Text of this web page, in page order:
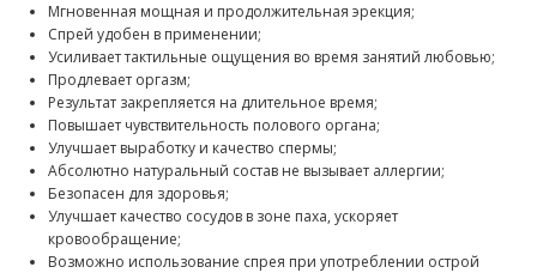
Мгновенная мощная и продолжительная эрекция;
Спрей удобен в применении;
Усиливает тактильные ощущения во время занятий любовью;
Продлевает оргазм;
Результат закрепляется на длительное время;
Повышает чувствительность полового органа;
Улучшает выработку и качество спермы;
Абсолютно натуральный состав не вызывает аллергии;
Безопасен для здоровья;
Улучшает качество сосудов в зоне паха, ускоряет
кровообращение;
Возможно использование спрея при употреблении острой